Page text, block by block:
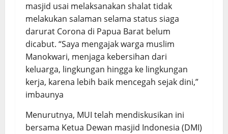
masjid usai melaksanakan shalat tidak
melakukan salaman selama status siaga
darurat Corona di Papua Barat belum
dicabut. “Saya mengajak warga muslim
Manokwari, menjaga kebersihan dari
keluarga, lingkungan hingga ke lingkungan
kerja, karena lebih baik mencegah sejak dini,”
imbaunya
Menurutnya, MUI telah mendiskusikan ini
bersama Ketua Dewan masjid Indonesia (DMI)